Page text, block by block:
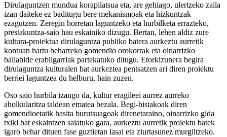
Dirulaguntzen mundua korapilatsua eta, are gehiago, ulertzeko zaila
izan daiteke ez baditugu bere mekanismoak eta hizkuntzak
ezagutzen. Zeregin horretan laguntzeko eta hurbilketa errazteko,
prestakuntza-saio hau eskainiko dizugu. Bertan, lehen aldiz zure
kultura-proiektua dirulaguntza publiko batera aurkeztu aurretik
kontuan hartu beharreko gomendio orokorrak eta oinarrizko
baliabide erabilgarriak partekatuko ditugu. Etorkizunera begira
dirulaguntza kulturalen bat aurkeztea pentsatzen ari diren proiektu
berriei laguntzea du helburu, hain zuzen.
Oso saio hurbila izango da, kultur eragileei aurrez aurreko
aholkularitza taldean ematea bezala. Begi-bistakoak diren
gomendioetatik hasita burutsuagoak direnetaraino, oinarrizko gida
txiki bat eskaintzen saiatuko gara, aurkeztu aurretik proiektu batek
igaro behar dituen fase guztietan lasai eta ziurtasunez murgiltzeko.